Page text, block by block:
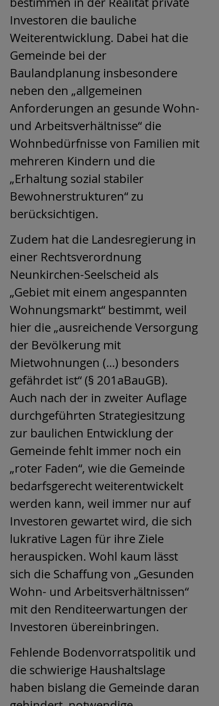
Investoren die bauliche
Weiterentwicklung. Dabei hat die
Gemeinde bei der
Baulandplanung insbesondere
neben den „allgemeinen
Anforderungen an gesunde Wohn-
und Arbeitsverhältnisse“ die
Wohnbedürfnisse von Familien mit
mehreren Kindern und die
„Erhaltung sozial stabiler
Bewohnerstrukturen“ zu
berücksichtigen.
Zudem hat die Landesregierung in
einer Rechtsverordnung
Neunkirchen-Seelscheid als
„Gebiet mit einem angespannten
Wohnungsmarkt“ bestimmt, weil
hier die „ausreichende Versorgung
der Bevölkerung mit
Mietwohnungen (...) besonders
gefährdet ist“ (§ 201aBauGB).
Auch nach der in zweiter Auflage
durchgeführten Strategiesitzung
zur baulichen Entwicklung der
Gemeinde fehlt immer noch ein
„roter Faden“, wie die Gemeinde
bedarfsgerecht weiterentwickelt
werden kann, weil immer nur auf
Investoren gewartet wird, die sich
lukrative Lagen für ihre Ziele
herauspicken. Wohl kaum lässt
sich die Schaffung von „Gesunden
Wohn- und Arbeitsverhältnissen“
mit den Renditeerwartungen der
Investoren übereinbringen.
Fehlende Bodenvorratspolitik und
die schwierige Haushaltslage
haben bislang die Gemeinde daran